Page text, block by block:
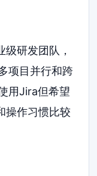
研发团队，
项目并行和跨
用Jira但希望
操作习惯比较